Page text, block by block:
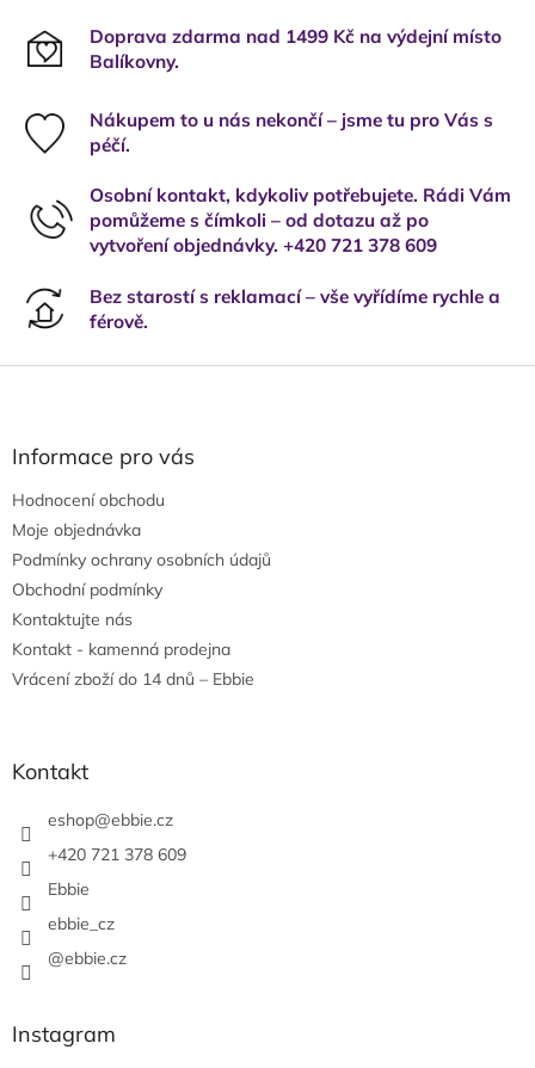
Doprava zdarma nad 1499 Kč na výdejní místo
Balíkovny.
Nákupem to u nás nekončí – jsme tu pro Vás s
péčí.
Osobní kontakt, kdykoliv potřebujete. Rádi Vám
pomůžeme s čímkoli – od dotazu až po
vytvoření objednávky. +420 721 378 609
Bez starostí s reklamací – vše vyřídíme rychle a
férově.
Informace pro vás
Hodnocení obchodu
Moje objednávka
Podmínky ochrany osobních údajů
Obchodní podmínky
Kontaktujte nás
Kontakt - kamenná prodejna
Vrácení zboží do 14 dnů – Ebbie
Kontakt
eshop@ebbie.cz
+420 721 378 609
Ebbie
ebbie_cz
@ebbie.cz
Instagram